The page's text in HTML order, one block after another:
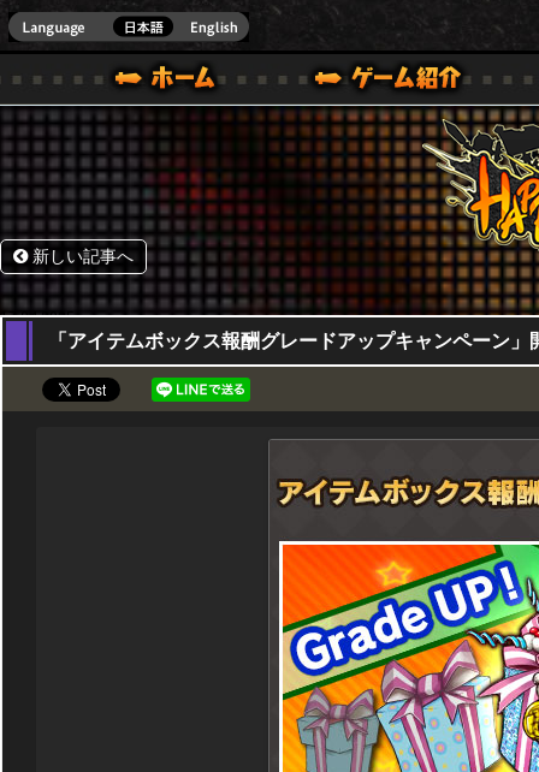
ONE VER.]
ガイド
ル｜HAPPY WARS(ハッピーウォーズ)公式サイト [ XBOX 360,XBOX ONE VER.]
サポート | HAPPY WARS(ハッピーウォーズ)公式サイ
新しい記事へ
17,04,2025
「アイテムボックス報酬グレードアップキャンペーン